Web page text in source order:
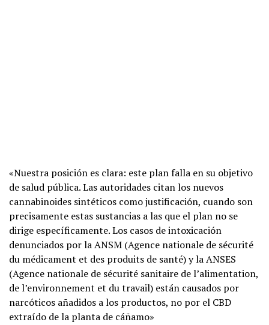
«Nuestra posición es clara: este plan falla en su objetivo
de salud pública. Las autoridades citan los nuevos
cannabinoides sintéticos como justificación, cuando son
precisamente estas sustancias a las que el plan no se
dirige específicamente. Los casos de intoxicación
denunciados por la ANSM (Agence nationale de sécurité
du médicament et des produits de santé) y la ANSES
(Agence nationale de sécurité sanitaire de l’alimentation,
de l’environnement et du travail) están causados por
narcóticos añadidos a los productos, no por el CBD
extraído de la planta de cáñamo»